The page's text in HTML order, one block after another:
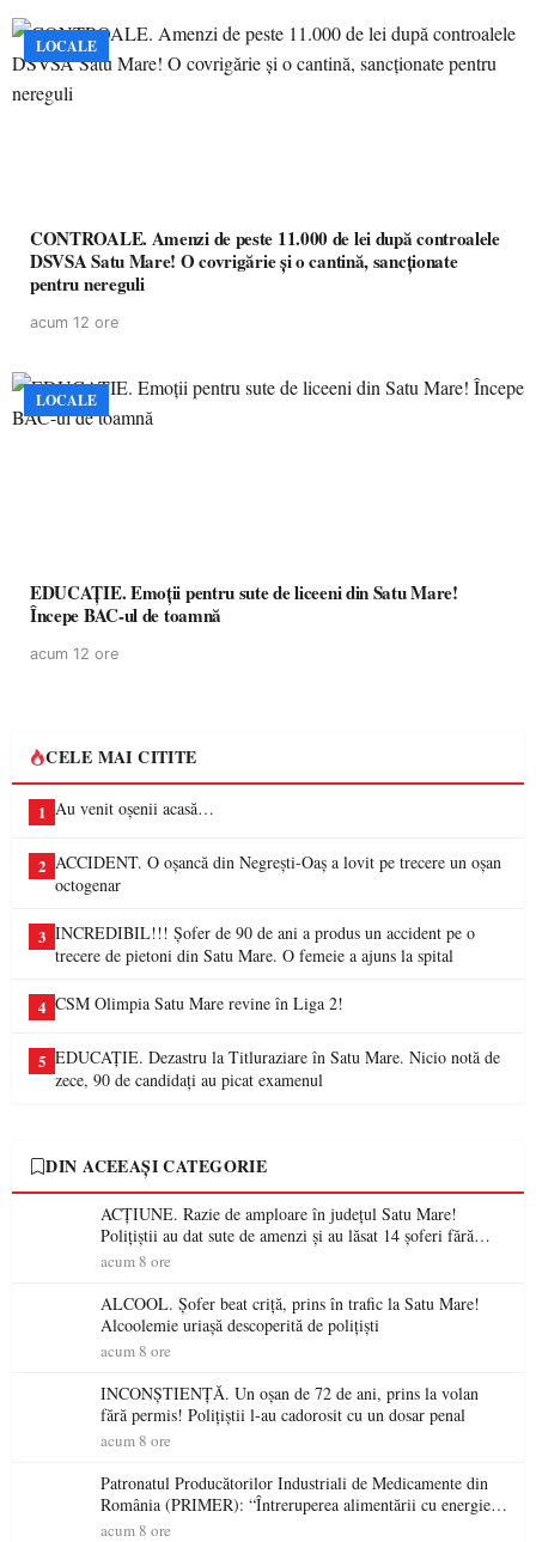
LOCALE
CONTROALE. Amenzi de peste 11.000 de lei după controalele
DSVSA Satu Mare! O covrigărie și o cantină, sancționate
pentru nereguli
acum 12 ore
LOCALE
EDUCAȚIE. Emoții pentru sute de liceeni din Satu Mare!
Începe BAC-ul de toamnă
acum 12 ore
CELE MAI CITITE
1 Au venit oșenii acasă…
2 ACCIDENT. O oșancă din Negrești-Oaș a lovit pe trecere un oșan
octogenar
3 INCREDIBIL!!! Șofer de 90 de ani a produs un accident pe o
trecere de pietoni din Satu Mare. O femeie a ajuns la spital
4 CSM Olimpia Satu Mare revine în Liga 2!
5 EDUCAȚIE. Dezastru la Titluraziare în Satu Mare. Nicio notă de
zece, 90 de candidați au picat examenul
DIN ACEEAȘI CATEGORIE
ACȚIUNE. Razie de amploare în județul Satu Mare!
Polițiștii au dat sute de amenzi și au lăsat 14 șoferi fără
permis într-o singură zi
acum 8 ore
ALCOOL. Șofer beat criță, prins în trafic la Satu Mare!
Alcoolemie uriașă descoperită de polițiști
acum 8 ore
INCONȘTIENȚĂ. Un oșan de 72 de ani, prins la volan
fără permis! Polițiștii l-au cadorosit cu un dosar penal
acum 8 ore
Patronatul Producătorilor Industriali de Medicamente din
România (PRIMER): “Întreruperea alimentării cu energie
electrică a fabricilor de medicamente va pune în pericol
acum 8 ore